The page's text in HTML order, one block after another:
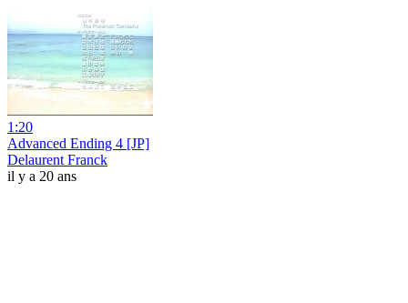
1:20
Advanced Ending 4 [JP]
Delaurent Franck
il y a 20 ans